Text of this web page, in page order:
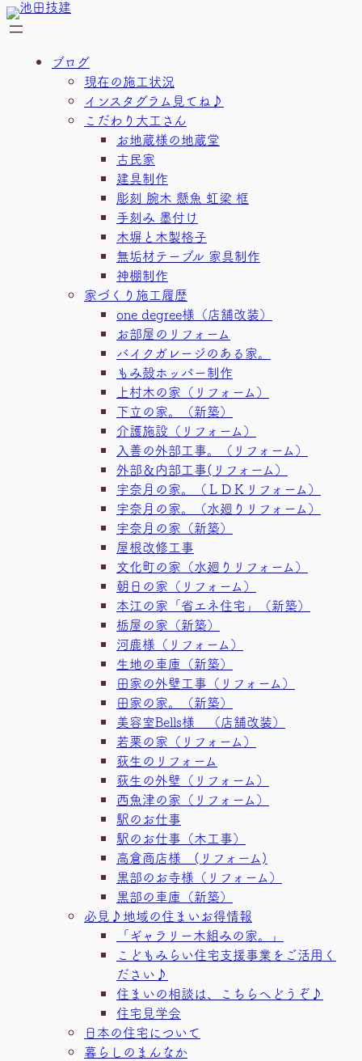
内
容
ブログ
現在の施工状況
インスタグラム見てね♪
こだわり大工さん
お地蔵様の地蔵堂
古民家
建具制作
彫刻 腕木 懸魚 虹梁 框
手刻み 墨付け
木塀と木製格子
無垢材テーブル 家具制作
神棚制作
家づくり施工履歴
one degree様（店舗改装）
お部屋のリフォーム
バイクガレージのある家。
もみ殻ホッパー制作
上村木の家（リフォーム）
下立の家。（新築）
介護施設（リフォーム）
入善の外部工事。（リフォーム）
外部＆内部工事(リフォーム）
宇奈月の家。（ＬＤＫリフォーム）
宇奈月の家。（水廻りリフォーム）
宇奈月の家（新築）
屋根改修工事
文化町の家（水廻りリフォーム）
朝日の家（リフォーム）
本江の家「省エネ住宅」（新築）
栃屋の家（新築）
河鹿様（リフォーム）
生地の車庫（新築）
田家の外壁工事（リフォーム）
田家の家。（新築）
美容室Bells様 （店舗改装）
若栗の家（リフォーム）
荻生のリフォーム
荻生の外壁（リフォーム）
西魚津の家（リフォーム）
駅のお仕事
駅のお仕事（木工事）
高倉商店様 (リフォーム)
黒部のお寺様（リフォーム）
黒部の車庫（新築）
必見♪地域の住まいお得情報
「ギャラリー木組みの家。」
こどもみらい住宅支援事業をご活用く
ださい♪
住まいの相談は、こちらへどうぞ♪
住宅見学会
日本の住宅について
暮らしのまんなか